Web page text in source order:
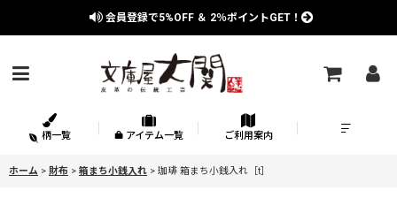
会員登録で5%OFF ＆ 2％ポイントGET！
柄一覧 アイテム一覧 ご利用案内
ホーム > 財布 > 箱まち小銭入れ > 珈琲 箱まち小銭入れ［t］